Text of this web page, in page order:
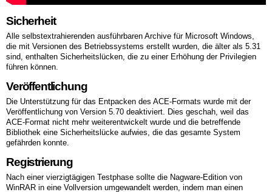
Sicherheit
Alle selbstextrahierenden ausführbaren Archive für Microsoft Windows,
die mit Versionen des Betriebssystems erstellt wurden, die älter als 5.31
sind, enthalten Sicherheitslücken, die zu einer Erhöhung der Privilegien
führen können.
Veröffentlichung
Die Unterstützung für das Entpacken des ACE-Formats wurde mit der
Veröffentlichung von Version 5.70 deaktiviert. Dies geschah, weil das
ACE-Format nicht mehr weiterentwickelt wurde und die betreffende
Bibliothek eine Sicherheitslücke aufwies, die das gesamte System
gefährden konnte.
Registrierung
Nach einer vierzigtägigen Testphase sollte die Nagware-Edition von
WinRAR in eine Vollversion umgewandelt werden, indem man einen